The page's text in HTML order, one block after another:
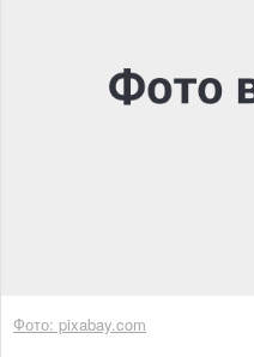
Фото: pixabay.com